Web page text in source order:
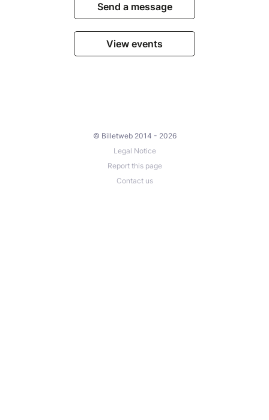
Send a message
View events
© Billetweb 2014 - 2026
Legal Notice
Report this page
Contact us